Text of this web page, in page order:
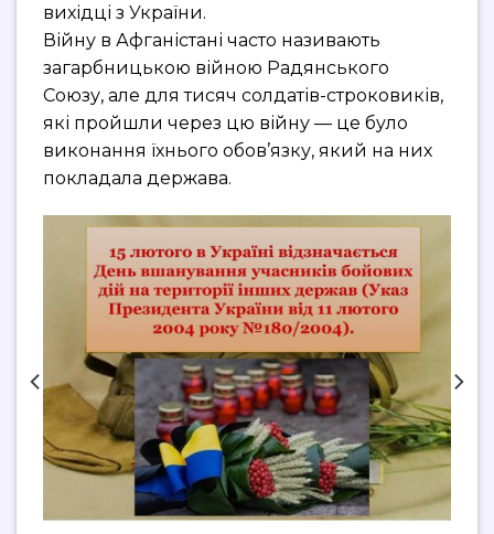
вихідці з України.
Війну в Афганістані часто називають
загарбницькою війною Радянського
Союзу, але для тисяч солдатів-строковиків,
які пройшли через цю війну — це було
виконання їхнього обов’язку, який на них
покладала держава.